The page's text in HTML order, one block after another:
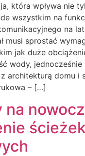
która wpływa nie
wszystkim na
na
musi sprostać
jak duże
wody, jednocześnie
architekturą domu i
– […]
na